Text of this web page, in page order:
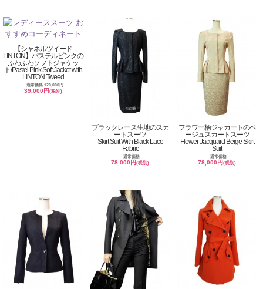
【シャネルツイード
LINTON】パステルピンクの
ふわふわソフトジャケッ
ト/Pastel Pink Soft Jacket with
LINTON Tweed
通常価格 120,000円
39,000円(税別)
ブラックレース生地のスカ
ートスーツ
Skirt Suit With Black Lace
Fabric
通常価格
78,000円(税別)
フラワー柄ジャカートのベ
ージュスカートスーツ
Flower Jacquard Beige Skirt
Suit
通常価格
78,000円(税別)